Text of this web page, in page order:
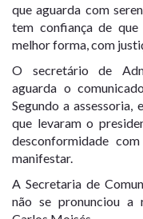
que aguarda com
tem confiança de
melhor forma, com
O secretário de
aguarda o
Segundo a
que levaram o
desconformidade
manifestar.
A Secretaria de
não se pronunciou a